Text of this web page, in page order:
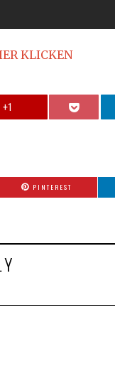
KLICKEN
+1
PINTEREST